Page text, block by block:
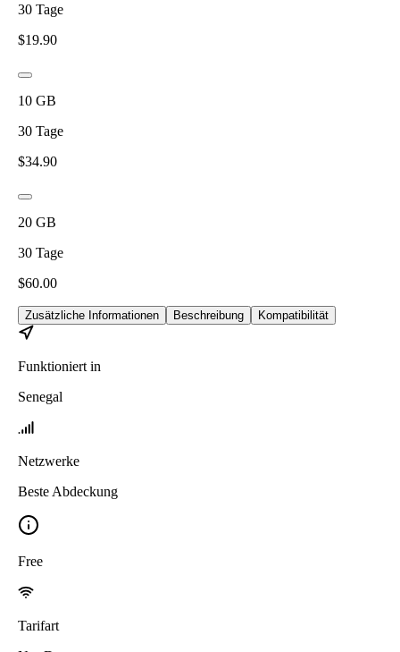
30 Tage
$19.90
10 GB
30 Tage
$34.90
20 GB
30 Tage
$60.00
Zusätzliche Informationen Beschreibung Kompatibilität
Funktioniert in
Senegal
Netzwerke
Beste Abdeckung
Free
Tarifart